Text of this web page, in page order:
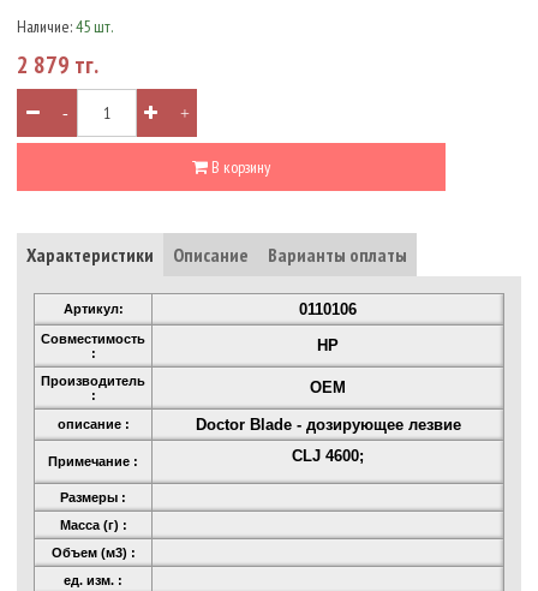
Наличие:45 шт.
2 879 тг.
- +
В корзину
Характеристики Описание Варианты оплаты
Артикул: 0110106
Совместимость
:
HP
Производитель
:
OEM
описание : Doсtor Blade - дозирующее лезвие
Примечание : CLJ 4600;
Размеры :
Масса (г) :
Объем (м3) :
ед. изм. :